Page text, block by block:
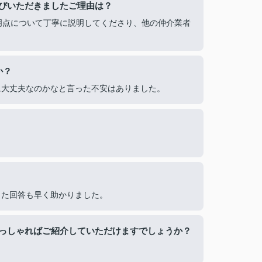
いただきましたご理由は？
について丁寧に説明してくださり、他の仲介業者
丈夫なのかなと言った不安はありました。
回答も早く助かりました。
ゃればご紹介していただけますでしょうか？